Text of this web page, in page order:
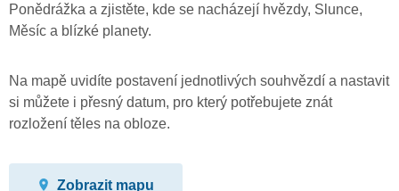
Ponědrážka a zjistěte, kde se nacházejí hvězdy, Slunce,
Měsíc a blízké planety.
Na mapě uvidíte postavení jednotlivých souhvězdí a nastavit
si můžete i přesný datum, pro který potřebujete znát
rozložení těles na obloze.
Zobrazit mapu